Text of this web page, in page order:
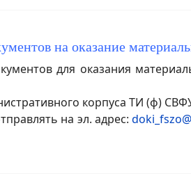
на оказание
для оказания
корпуса ТИ (ф)
на эл. адрес: